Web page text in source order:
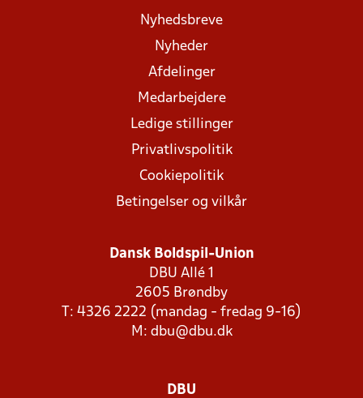
Nyhedsbreve
Nyheder
Afdelinger
Medarbejdere
Ledige stillinger
Privatlivspolitik
Cookiepolitik
Betingelser og vilkår
Dansk Boldspil-Union
DBU Allé 1
2605 Brøndby
T: 4326 2222 (mandag - fredag 9-16)
M: dbu@dbu.dk
DBU